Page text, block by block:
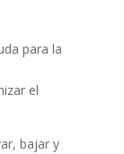
para la
el
bajar y